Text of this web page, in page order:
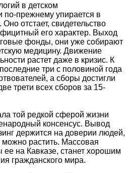
в детском
по-прежнему упирается в
отстает, свидетельство
его характер. Выход
фонды, они уже собирают
медицину. Движение
растет даже в кризис. К
три с половиной года
а сборы достигли
трети всех сборов за 15-
той редкой сферой жизни
консенсус. Вывод
держится на доверии людей,
можно растить. Массовая
на Кавказе, станет хорошим
гражданского мира.